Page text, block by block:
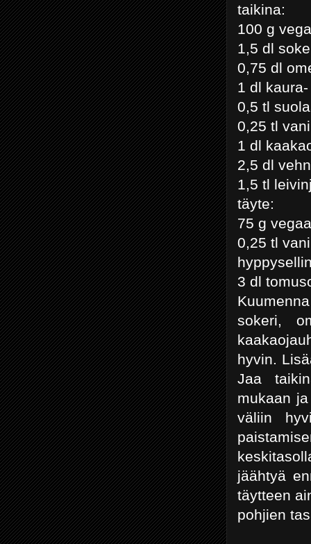
taikina:
100 g
1,5 dl
0,75 dl
1 dl
0,5 tl
0,25 tl
1 dl
2,5 dl
1,5 tl
täyte:
75 g
0,25 tl
3 dl
sokeri,
hyvin.
Jaa
mukaan
väliin
jäähtyä
täytteen
pohjien